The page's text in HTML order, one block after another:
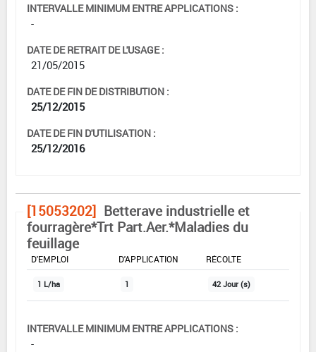
INTERVALLE MINIMUM ENTRE APPLICATIONS :
-
DATE DE RETRAIT DE L'USAGE :
21/05/2015
DATE DE FIN DE DISTRIBUTION :
25/12/2015
DATE DE FIN D'UTILISATION :
25/12/2016
[15053202] Betterave industrielle et
fourragère*Trt Part.Aer.*Maladies du
feuillage
DOSE MAX
D'EMPLOI
D'APPLICATION
RÉCOLTE
1 L/ha 1 42 Jour (s)
INTERVALLE MINIMUM ENTRE APPLICATIONS :
-